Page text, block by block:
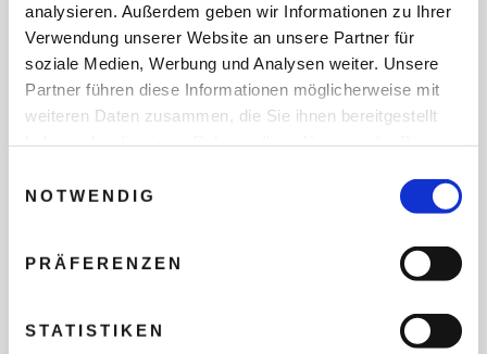
analysieren. Außerdem geben wir Informationen zu Ihrer
Verwendung unserer Website an unsere Partner für
soziale Medien, Werbung und Analysen weiter. Unsere
Partner führen diese Informationen möglicherweise mit
weiteren Daten zusammen, die Sie ihnen bereitgestellt
NOTWENDIG
PRÄFERENZEN
STATISTIKEN
ANZAHL ERWACHSENE
TEILNEHMER